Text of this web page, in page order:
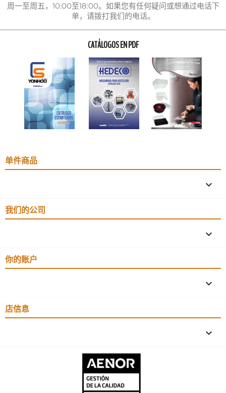
周一至周五，10:00至18:00。如果您有任何疑问或想通过电话下
单，请拨打我们的电话。
CATÁLOGOS EN PDF
单件商品

我们的公司

你的账户

店信息
keyboard_arrow_down